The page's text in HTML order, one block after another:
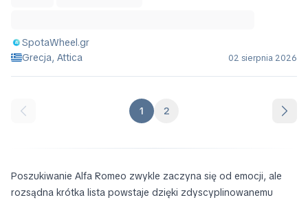
SpotaWheel.gr
Grecja, Attica
02 sierpnia 2026
1 2
Poszukiwanie Alfa Romeo zwykle zaczyna się od emocji, ale
rozsądna krótka lista powstaje dzięki zdyscyplinowanemu